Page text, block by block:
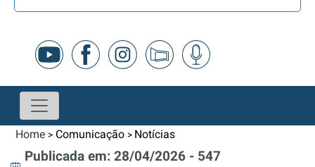
Home > Comunicação > Notícias
Publicada em: 28/04/2026 - 547